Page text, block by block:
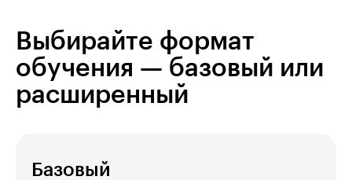
мудборды.
Выбирайте формат
обучения — базовый или
расширенный
Базовый